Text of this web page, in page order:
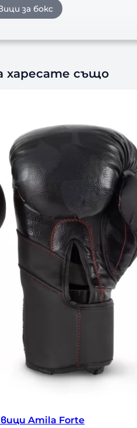
за бокс
харесате също
Ръкавици Fairtex Black